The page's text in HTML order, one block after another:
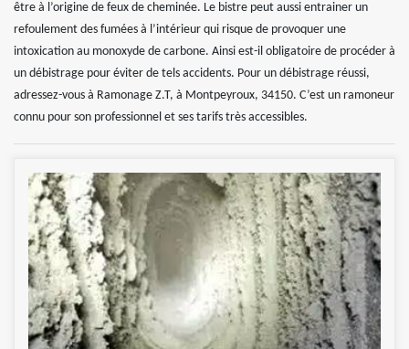
être à l’origine de feux de cheminée. Le bistre peut aussi entrainer un
refoulement des fumées à l’intérieur qui risque de provoquer une
intoxication au monoxyde de carbone. Ainsi est-il obligatoire de procéder à
un débistrage pour éviter de tels accidents. Pour un débistrage réussi,
adressez-vous à Ramonage Z.T, à Montpeyroux, 34150. C’est un ramoneur
connu pour son professionnel et ses tarifs très accessibles.